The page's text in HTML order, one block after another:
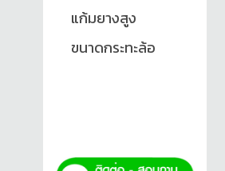
แก้มยางสูง
ขนาดกระทะล้อ